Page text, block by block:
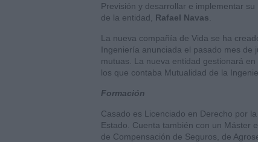
Previsión y desarrollar e implementar
de la entidad, Rafael Navas
La nueva compañía de Vida se ha
Ingeniería anunciada el pasado mes de
mutuas. La nueva entidad gestionará
los que contaba Mutualidad de la
Formación
Casado es Licenciado en Derecho por
Estado. Cuenta también con un Máster
de Compensación de Seguros, de